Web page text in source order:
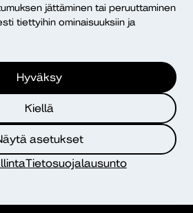
jättäminen tai peruuttaminen
tiettyihin ominaisuuksiin ja
Hyväksy
Kiellä
asetukset
Tietosuojalausunto